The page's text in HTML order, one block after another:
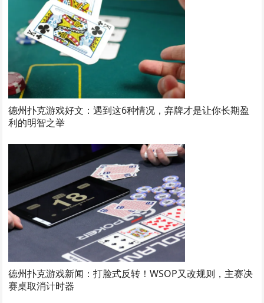
德州扑克游戏好文：遇到这6种情况，弃牌才是让你长期盈
利的明智之举
德州扑克游戏新闻：打脸式反转！WSOP又改规则，主赛决
赛桌取消计时器